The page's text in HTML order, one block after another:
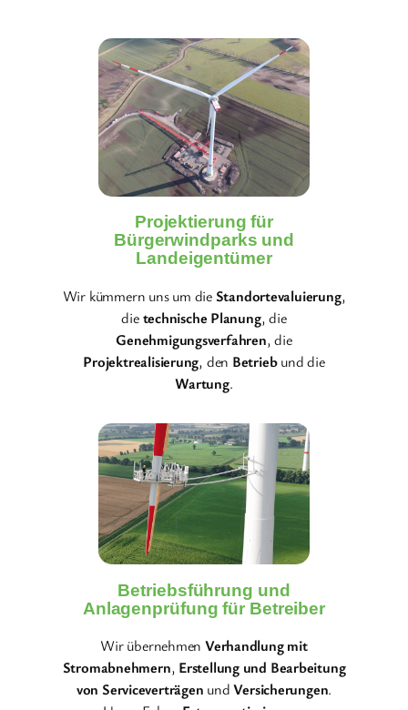
Projektierung für
Bürgerwindparks und
Landeigentümer
Wir kümmern uns um dieStandortevaluierung,
dietechnische Planung, die
Genehmigungsverfahren, die
Projektrealisierung, den Betriebund die
Wartung.
Betriebsführung und
Anlagenprüfung für Betreiber
Wir übernehmen Verhandlung mit
Stromabnehmern, Erstellung und Bearbeitung
von Serviceverträgen undVersicherungen.